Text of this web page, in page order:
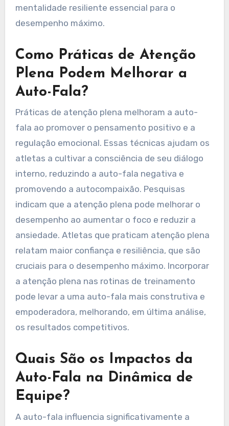
mentalidade resiliente essencial para o
desempenho máximo.
Como Práticas de Atenção
Plena Podem Melhorar a
Auto-Fala?
Práticas de atenção plena melhoram a auto-
fala ao promover o pensamento positivo e a
regulação emocional. Essas técnicas ajudam os
atletas a cultivar a consciência de seu diálogo
interno, reduzindo a auto-fala negativa e
promovendo a autocompaixão. Pesquisas
indicam que a atenção plena pode melhorar o
desempenho ao aumentar o foco e reduzir a
ansiedade. Atletas que praticam atenção plena
relatam maior confiança e resiliência, que são
cruciais para o desempenho máximo. Incorporar
a atenção plena nas rotinas de treinamento
pode levar a uma auto-fala mais construtiva e
empoderadora, melhorando, em última análise,
os resultados competitivos.
Quais São os Impactos da
Auto-Fala na Dinâmica de
Equipe?
A auto-fala influencia significativamente a